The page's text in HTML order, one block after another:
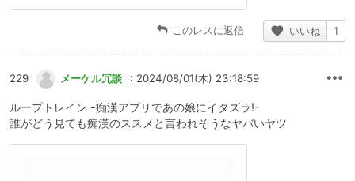
このレスに返信 いいね 1
229 メーケル冗談 : 2024/08/01(木) 23:18:59
ループトレイン -痴漢アプリであの娘にイタズラ!-
誰がどう見ても痴漢のススメと言われそうなヤバいヤツ